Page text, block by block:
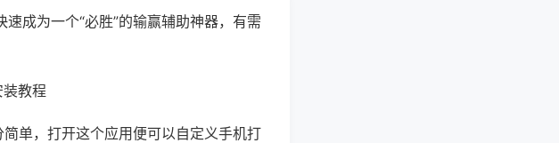
成为一个“必胜”的输赢辅助神器，有需
教程
单，打开这个应用便可以自定义手机打